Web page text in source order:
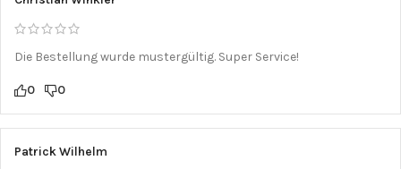
Die Bestellung wurde mustergültig. Super Service!
0 0
Patrick Wilhelm